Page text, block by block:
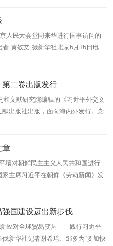
人民大会堂同来华进行国事访问的
黄敬文 摄新华社北京6月16日电
席习近平在北京人民大会堂同来华
第二卷出版发行
文献研究院编辑的《习近平外交文
出版社出版，面向海内外发行。党
党中央深刻把握新时代中国和世界
章
壤对朝鲜民主主义人民共和国进行
主席习近平在朝鲜《劳动新闻》发
朝传统友谊崭新篇章》的署名文
国建设迈出新步伐
应对全球贸易变局——践行习近平
新华社记者谢希瑶、邹多为“要加快